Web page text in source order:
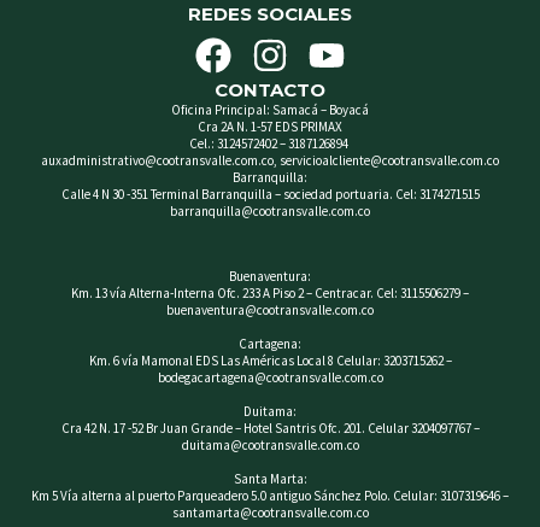
REDES SOCIALES
F
a
c
e
b
o
o
k
I
n
s
t
a
g
a
m
Y
o
u
t
u
b
CONTACTO
Oficina Principal: Samacá – Boyacá
Cra 2A N. 1-57 EDS PRIMAX
Cel.: 3124572402 – 3187126894
auxadministrativo@cootransvalle.com.co, servicioalcliente@cootransvalle.com.co
Barranquilla:
Calle 4 N 30 -351 Terminal Barranquilla – sociedad portuaria. Cel: 3174271515
barranquilla@cootransvalle.com.co
Buenaventura:
Km. 13 vía Alterna-Interna Ofc. 233 A Piso 2 – Centracar. Cel: 3115506279 –
buenaventura@cootransvalle.com.co
Cartagena:
Km. 6 vía Mamonal EDS Las Américas Local 8 Celular: 3203715262 –
bodegacartagena@cootransvalle.com.co
Duitama:
Cra 42 N. 17 -52 Br Juan Grande – Hotel Santris Ofc. 201. Celular 3204097767 –
duitama@cootransvalle.com.co
Santa Marta:
Km 5 Vía alterna al puerto Parqueadero 5.0 antiguo Sánchez Polo. Celular: 3107319646 –
santamarta@cootransvalle.com.co